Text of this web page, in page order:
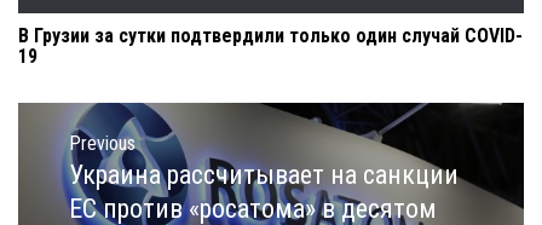
В Грузии за сутки подтвердили только один случай COVID-
19
Навигация
записям
Previous
Previous
post:
Украина рассчитывает на санкции
ЕС против «росатома» в десятом